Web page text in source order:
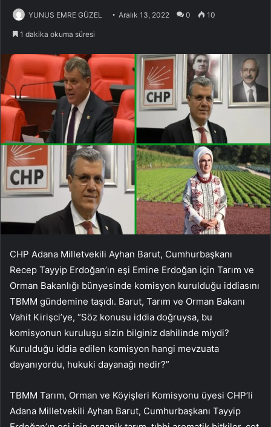
YUNUS EMRE GÜZEL Aralık 13, 2022 0 10
1 dakika okuma süresi
CHP Adana Milletvekili Ayhan Barut, Cumhurbaşkanı
Recep Tayyip Erdoğan’ın eşi Emine Erdoğan için Tarım ve
Orman Bakanlığı bünyesinde komisyon kurulduğu iddiasını
TBMM gündemine taşıdı. Barut, Tarım ve Orman Bakanı
Vahit Kirişci’ye, “Söz konusu iddia doğruysa, bu
komisyonun kuruluşu sizin bilginiz dahilinde miydi?
Kurulduğu iddia edilen komisyon hangi mevzuata
dayanıyordu, hukuki dayanağı nedir?”
TBMM Tarım, Orman ve Köyişleri Komisyonu üyesi CHP’li
Adana Milletvekili Ayhan Barut, Cumhurbaşkanı Tayyip